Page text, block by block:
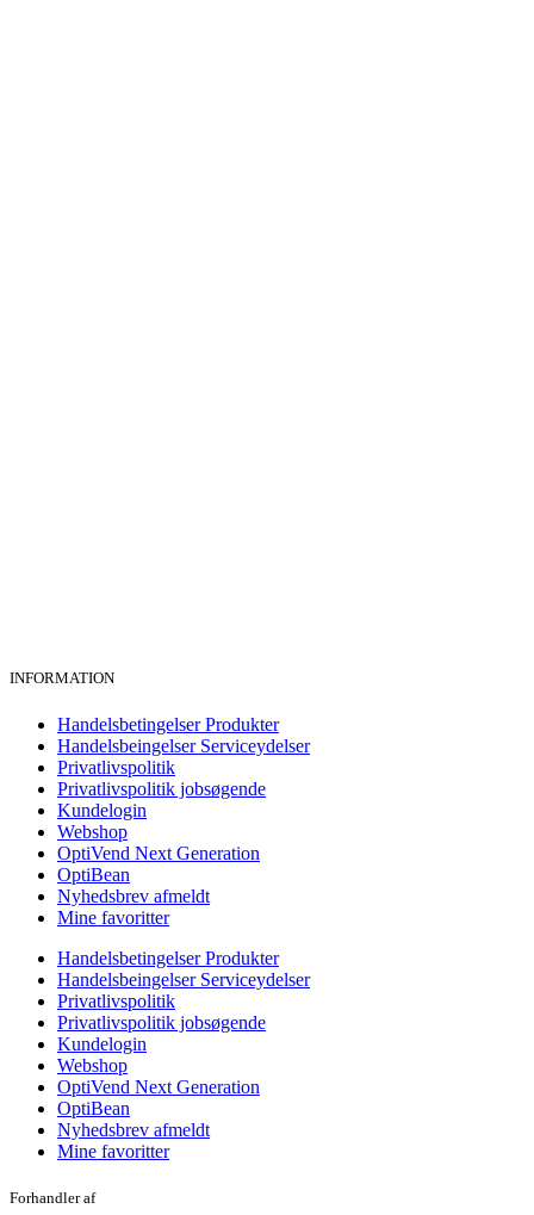
INFORMATION
Handelsbetingelser Produkter
Handelsbeingelser Serviceydelser
Privatlivspolitik
Privatlivspolitik jobsøgende
Kundelogin
Webshop
OptiVend Next Generation
OptiBean
Nyhedsbrev afmeldt
Mine favoritter
Handelsbetingelser Produkter
Handelsbeingelser Serviceydelser
Privatlivspolitik
Privatlivspolitik jobsøgende
Kundelogin
Webshop
OptiVend Next Generation
OptiBean
Nyhedsbrev afmeldt
Mine favoritter
Forhandler af